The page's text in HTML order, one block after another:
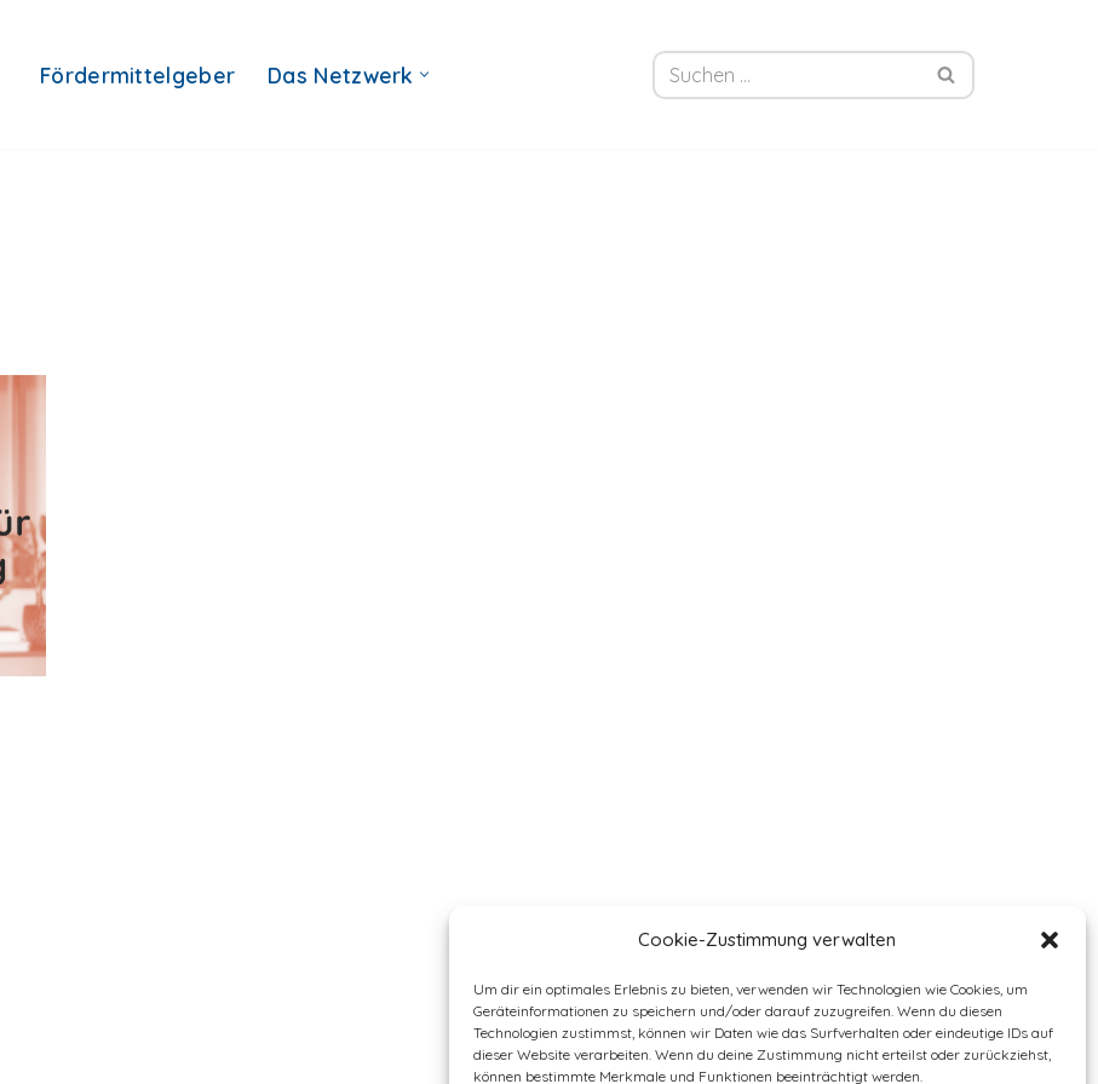
Cookie-Zustimmung verwalten
Um dir ein optimales Erlebnis zu bieten, verwenden wir Technologien wie Cookies, um
Geräteinformationen zu speichern und/oder darauf zuzugreifen. Wenn du diesen
Technologien zustimmst, können wir Daten wie das Surfverhalten oder eindeutige IDs auf
dieser Website verarbeiten. Wenn du deine Zustimmung nicht erteilst oder zurückziehst,
können bestimmte Merkmale und Funktionen beeinträchtigt werden.
Fördermittelgeber Das Netzwerk